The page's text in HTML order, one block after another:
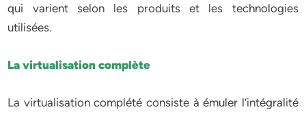
qui varient selon les produits et les technologies
utilisées.
La virtualisation complète
La virtualisation complété consiste à émuler l’intégralité